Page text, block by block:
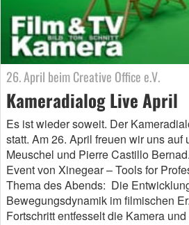
26. April beim Creative Office e.V.
Kameradialog Live April
Es ist wieder soweit. Der
statt. Am 26. April freuen wir uns auf
Meuschel und Pierre Castillo
Event von Xinegear – Tools for
Thema des Abends: Die
Bewegungsdynamik im filmischen
Fortschritt entfesselt die Kamera